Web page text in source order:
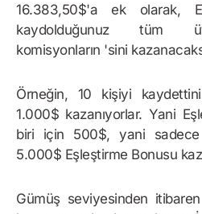
16.383,50$'a ek olarak,
kaydolduğunuz tüm
komisyonların 'sini
Örneğin, 10 kişiyi
1.000$ kazanıyorlar. Yani
biri için 500$, yani
5.000$ Eşleştirme Bonusu
Gümüş seviyesinden